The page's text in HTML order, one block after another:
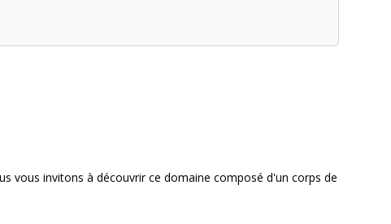
vous invitons à découvrir ce domaine composé d'un corps de